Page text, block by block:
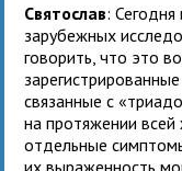
Святослав: Сегодня
зарубежных
говорить, что это
связанные с
на протяжении
отдельные
их выраженность